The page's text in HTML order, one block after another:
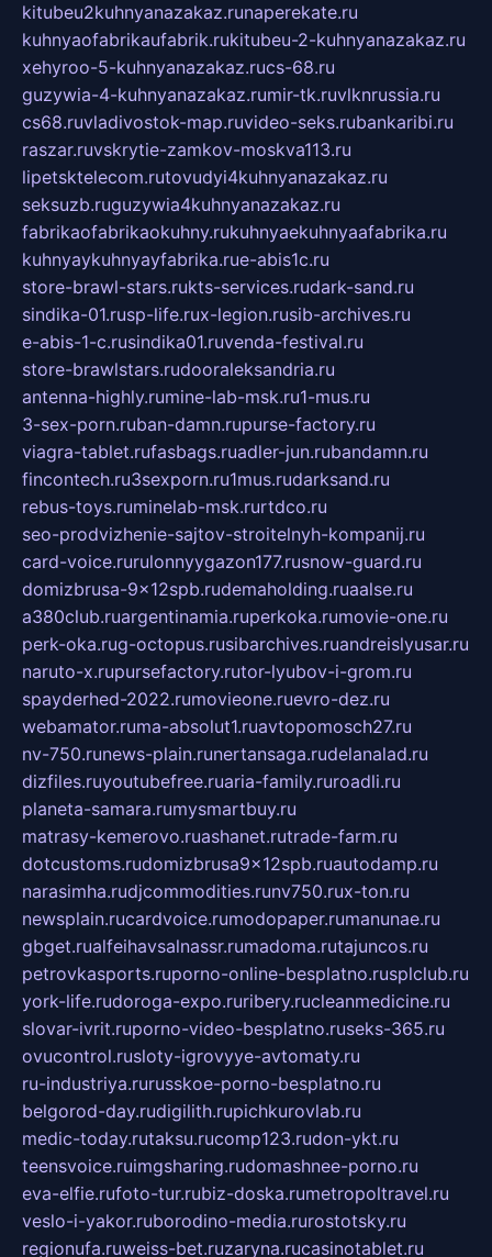
kitubeu2kuhnyanazakaz.runaperekate.ru
kuhnyaofabrikaufabrik.rukitubeu-2-kuhnyanazakaz.ru
xehyroo-5-kuhnyanazakaz.rucs-68.ru
guzywia-4-kuhnyanazakaz.rumir-tk.ruvlknrussia.ru
cs68.ruvladivostok-map.ruvideo-seks.rubankaribi.ru
raszar.ruvskrytie-zamkov-moskva113.ru
lipetsktelecom.rutovudyi4kuhnyanazakaz.ru
seksuzb.ruguzywia4kuhnyanazakaz.ru
fabrikaofabrikaokuhny.rukuhnyaekuhnyaafabrika.ru
kuhnyaykuhnyayfabrika.rue-abis1c.ru
store-brawl-stars.rukts-services.rudark-sand.ru
sindika-01.rusp-life.rux-legion.rusib-archives.ru
e-abis-1-c.rusindika01.ruvenda-festival.ru
store-brawlstars.rudooraleksandria.ru
antenna-highly.rumine-lab-msk.ru1-mus.ru
3-sex-porn.ruban-damn.rupurse-factory.ru
viagra-tablet.rufasbags.ruadler-jun.rubandamn.ru
fincontech.ru3sexporn.ru1mus.rudarksand.ru
rebus-toys.ruminelab-msk.rurtdco.ru
seo-prodvizhenie-sajtov-stroitelnyh-kompanij.ru
card-voice.rurulonnyygazon177.rusnow-guard.ru
domizbrusa-9x12spb.rudemaholding.ruaalse.ru
a380club.ruargentinamia.ruperkoka.rumovie-one.ru
perk-oka.rug-octopus.rusibarchives.ruandreislyusar.ru
naruto-x.rupursefactory.rutor-lyubov-i-grom.ru
spayderhed-2022.rumovieone.ruevro-dez.ru
webamator.ruma-absolut1.ruavtopomosch27.ru
nv-750.runews-plain.runertansaga.rudelanalad.ru
dizfiles.ruyoutubefree.ruaria-family.ruroadli.ru
planeta-samara.rumysmartbuy.ru
matrasy-kemerovo.ruashanet.rutrade-farm.ru
dotcustoms.rudomizbrusa9x12spb.ruautodamp.ru
narasimha.rudjcommodities.runv750.rux-ton.ru
newsplain.rucardvoice.rumodopaper.rumanunae.ru
gbget.rualfeihavsalnassr.rumadoma.rutajuncos.ru
petrovkasports.ruporno-online-besplatno.rusplclub.ru
york-life.rudoroga-expo.ruribery.rucleanmedicine.ru
slovar-ivrit.ruporno-video-besplatno.ruseks-365.ru
ovucontrol.rusloty-igrovyye-avtomaty.ru
ru-industriya.rurusskoe-porno-besplatno.ru
belgorod-day.rudigilith.rupichkurovlab.ru
medic-today.rutaksu.rucomp123.rudon-ykt.ru
teensvoice.ruimgsharing.rudomashnee-porno.ru
eva-elfie.rufoto-tur.rubiz-doska.rumetropoltravel.ru
veslo-i-yakor.ruborodino-media.rurostotsky.ru
regionufa.ruweiss-bet.ruzaryna.rucasinotablet.ru